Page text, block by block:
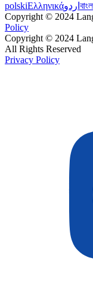
polskiΕλληνικάاردو
Copyright © 2024
Policy
Copyright © 2024
All Rights Reserved
Privacy Policy